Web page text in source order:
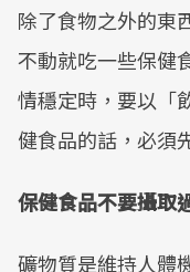
除了食物之外的東
不動就吃一些保健
情穩定時，要以「
健食品的話，必須
保健食品不要攝取
礦物質是維持人體